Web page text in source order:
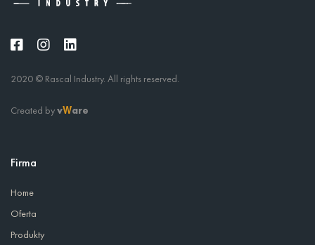
2020 © Rascal Industry. All rights reserved.
Created byvWare
Firma
Home
Oferta
Produkty